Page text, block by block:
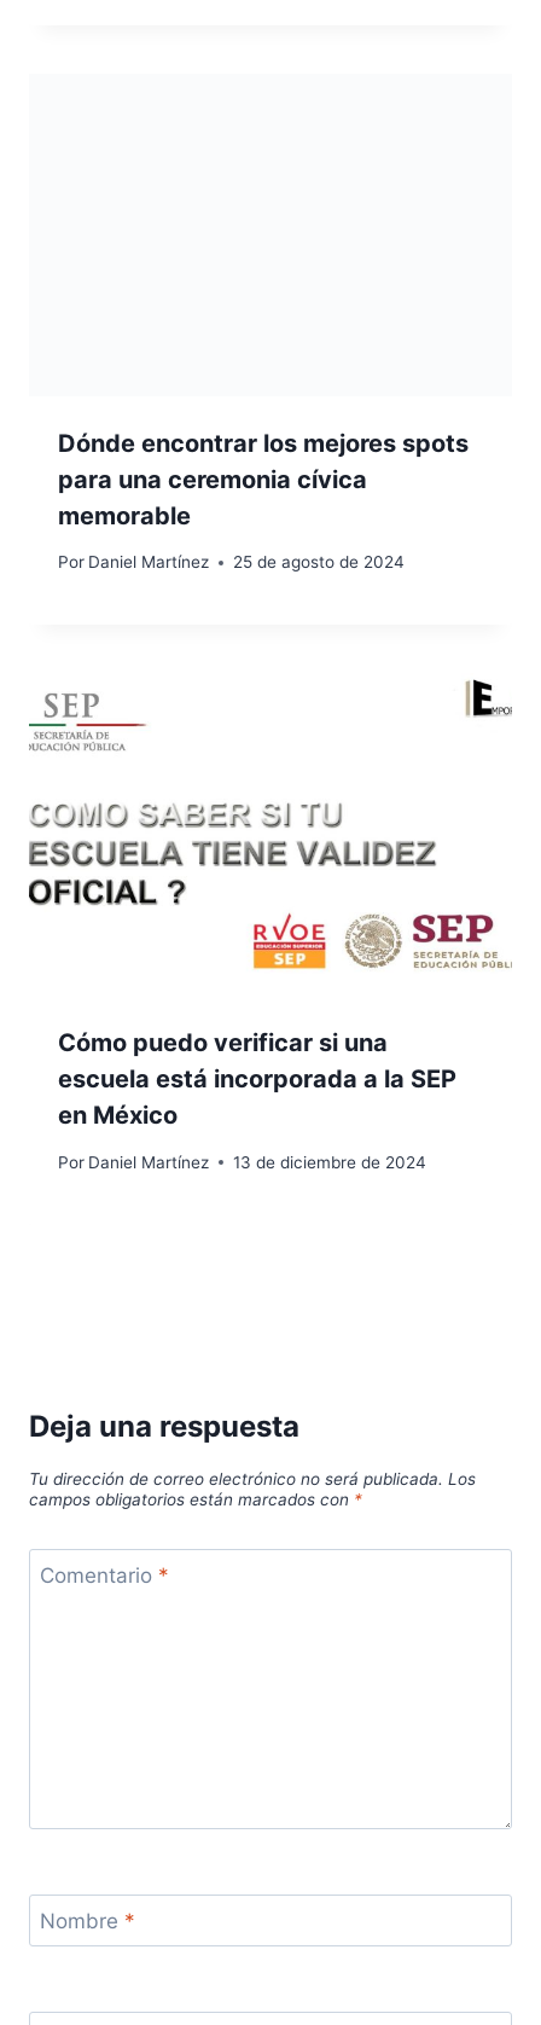
Dónde encontrar los mejores spots
para una ceremonia cívica
memorable
Por Daniel Martínez 25 de agosto de 2024
Cómo puedo verificar si una
escuela está incorporada a la SEP
en México
Por Daniel Martínez 13 de diciembre de 2024
Deja una respuesta
Tu dirección de correo electrónico no será publicada. Los
campos obligatorios están marcados con *
Comentario *
Nombre *